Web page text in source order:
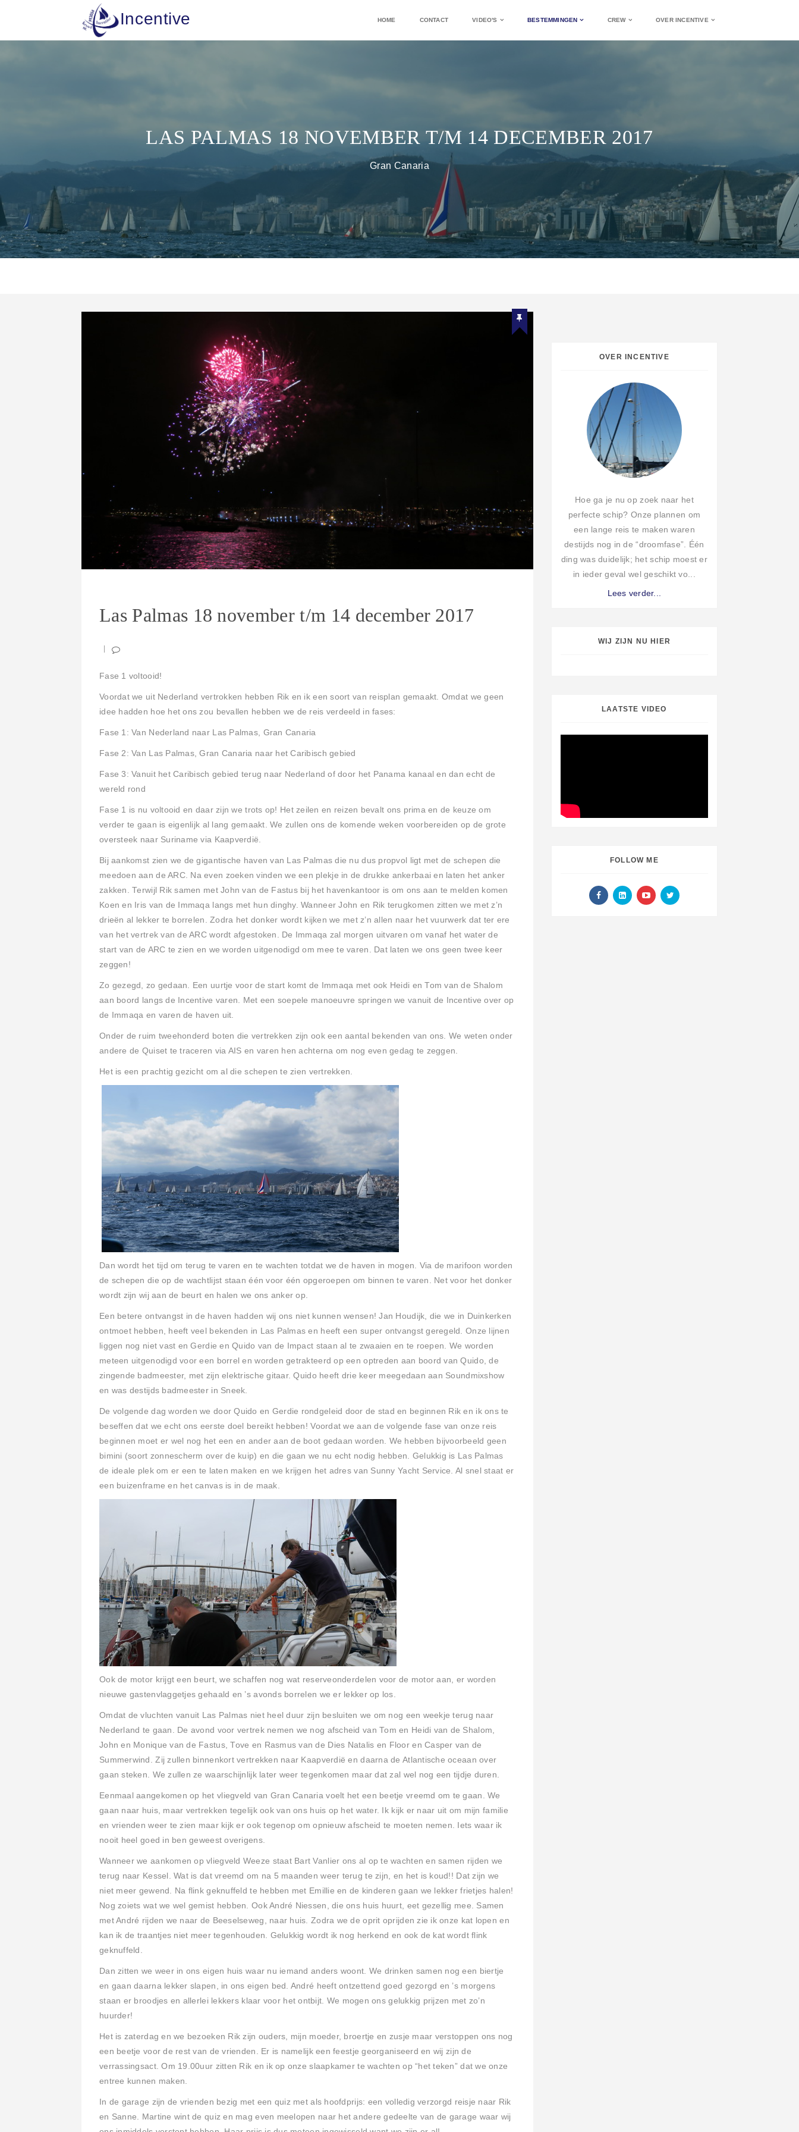
Incentive HOME CONTACT VIDEO'S BESTEMMINGEN CREW OVER INCENTIVE
LAS PALMAS 18 NOVEMBER T/M 14 DECEMBER 2017
Gran Canaria
Las Palmas 18 november t/m 14 december 2017
Fase 1 voltooid!
Voordat we uit Nederland vertrokken hebben Rik en ik een soort van reisplan gemaakt. Omdat we geen
idee hadden hoe het ons zou bevallen hebben we de reis verdeeld in fases:
Fase 1: Van Nederland naar Las Palmas, Gran Canaria
Fase 2: Van Las Palmas, Gran Canaria naar het Caribisch gebied
Fase 3: Vanuit het Caribisch gebied terug naar Nederland of door het Panama kanaal en dan echt de
wereld rond
Fase 1 is nu voltooid en daar zijn we trots op! Het zeilen en reizen bevalt ons prima en de keuze om
verder te gaan is eigenlijk al lang gemaakt. We zullen ons de komende weken voorbereiden op de grote
oversteek naar Suriname via Kaapverdië.
Bij aankomst zien we de gigantische haven van Las Palmas die nu dus propvol ligt met de schepen die
meedoen aan de ARC. Na even zoeken vinden we een plekje in de drukke ankerbaai en laten het anker
zakken. Terwijl Rik samen met John van de Fastus bij het havenkantoor is om ons aan te melden komen
Koen en Iris van de Immaqa langs met hun dinghy. Wanneer John en Rik terugkomen zitten we met z’n
drieën al lekker te borrelen. Zodra het donker wordt kijken we met z’n allen naar het vuurwerk dat ter ere
van het vertrek van de ARC wordt afgestoken. De Immaqa zal morgen uitvaren om vanaf het water de
start van de ARC te zien en we worden uitgenodigd om mee te varen. Dat laten we ons geen twee keer
zeggen!
Zo gezegd, zo gedaan. Een uurtje voor de start komt de Immaqa met ook Heidi en Tom van de Shalom
aan boord langs de Incentive varen. Met een soepele manoeuvre springen we vanuit de Incentive over op
de Immaqa en varen de haven uit.
Onder de ruim tweehonderd boten die vertrekken zijn ook een aantal bekenden van ons. We weten onder
andere de Quiset te traceren via AIS en varen hen achterna om nog even gedag te zeggen.
Het is een prachtig gezicht om al die schepen te zien vertrekken.
Dan wordt het tijd om terug te varen en te wachten totdat we de haven in mogen. Via de marifoon worden
de schepen die op de wachtlijst staan één voor één opgeroepen om binnen te varen. Net voor het donker
wordt zijn wij aan de beurt en halen we ons anker op.
Een betere ontvangst in de haven hadden wij ons niet kunnen wensen! Jan Houdijk, die we in Duinkerken
ontmoet hebben, heeft veel bekenden in Las Palmas en heeft een super ontvangst geregeld. Onze lijnen
liggen nog niet vast en Gerdie en Quido van de Impact staan al te zwaaien en te roepen. We worden
meteen uitgenodigd voor een borrel en worden getrakteerd op een optreden aan boord van Quido, de
zingende badmeester, met zijn elektrische gitaar. Quido heeft drie keer meegedaan aan Soundmixshow
en was destijds badmeester in Sneek.
De volgende dag worden we door Quido en Gerdie rondgeleid door de stad en beginnen Rik en ik ons te
beseffen dat we echt ons eerste doel bereikt hebben! Voordat we aan de volgende fase van onze reis
beginnen moet er wel nog het een en ander aan de boot gedaan worden. We hebben bijvoorbeeld geen
bimini (soort zonnescherm over de kuip) en die gaan we nu echt nodig hebben. Gelukkig is Las Palmas
de ideale plek om er een te laten maken en we krijgen het adres van Sunny Yacht Service. Al snel staat er
een buizenframe en het canvas is in de maak.
Ook de motor krijgt een beurt, we schaffen nog wat reserveonderdelen voor de motor aan, er worden
nieuwe gastenvlaggetjes gehaald en ’s avonds borrelen we er lekker op los.
Omdat de vluchten vanuit Las Palmas niet heel duur zijn besluiten we om nog een weekje terug naar
Nederland te gaan. De avond voor vertrek nemen we nog afscheid van Tom en Heidi van de Shalom,
John en Monique van de Fastus, Tove en Rasmus van de Dies Natalis en Floor en Casper van de
Summerwind. Zij zullen binnenkort vertrekken naar Kaapverdië en daarna de Atlantische oceaan over
gaan steken. We zullen ze waarschijnlijk later weer tegenkomen maar dat zal wel nog een tijdje duren.
Eenmaal aangekomen op het vliegveld van Gran Canaria voelt het een beetje vreemd om te gaan. We
gaan naar huis, maar vertrekken tegelijk ook van ons huis op het water. Ik kijk er naar uit om mijn familie
en vrienden weer te zien maar kijk er ook tegenop om opnieuw afscheid te moeten nemen. Iets waar ik
nooit heel goed in ben geweest overigens.
Wanneer we aankomen op vliegveld Weeze staat Bart Vanlier ons al op te wachten en samen rijden we
terug naar Kessel. Wat is dat vreemd om na 5 maanden weer terug te zijn, en het is koud!! Dat zijn we
niet meer gewend. Na flink geknuffeld te hebben met Emillie en de kinderen gaan we lekker frietjes halen!
Nog zoiets wat we wel gemist hebben. Ook André Niessen, die ons huis huurt, eet gezellig mee. Samen
met André rijden we naar de Beeselseweg, naar huis. Zodra we de oprit oprijden zie ik onze kat lopen en
kan ik de traantjes niet meer tegenhouden. Gelukkig wordt ik nog herkend en ook de kat wordt flink
geknuffeld.
Dan zitten we weer in ons eigen huis waar nu iemand anders woont. We drinken samen nog een biertje
en gaan daarna lekker slapen, in ons eigen bed. André heeft ontzettend goed gezorgd en ’s morgens
staan er broodjes en allerlei lekkers klaar voor het ontbijt. We mogen ons gelukkig prijzen met zo’n
huurder!
Het is zaterdag en we bezoeken Rik zijn ouders, mijn moeder, broertje en zusje maar verstoppen ons nog
een beetje voor de rest van de vrienden. Er is namelijk een feestje georganiseerd en wij zijn de
verrassingsact. Om 19.00uur zitten Rik en ik op onze slaapkamer te wachten op “het teken” dat we onze
entree kunnen maken.
In de garage zijn de vrienden bezig met een quiz met als hoofdprijs: een volledig verzorgd reisje naar Rik
en Sanne. Martine wint de quiz en mag even meelopen naar het andere gedeelte van de garage waar wij
OVER INCENTIVE
Hoe ga je nu op zoek naar het
perfecte schip? Onze plannen om
een lange reis te maken waren
destijds nog in de “droomfase”. Één
ding was duidelijk; het schip moest er
in ieder geval wel geschikt vo...
Lees verder...
WIJ ZIJN NU HIER
LAATSTE VIDEO
FOLLOW ME